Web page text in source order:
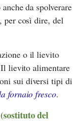
da spolverare
per così dire, del
o il lievito
lievito alimentare
sui diversi tipi di
fornaio fresco.
del